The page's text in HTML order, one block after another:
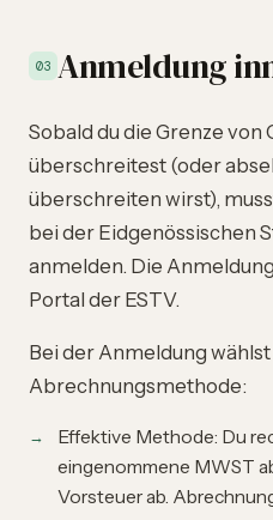
03 Anmeldung
Sobald du die Grenze von
überschreitest (oder
überschreiten wirst),
bei der Eidgenössischen
anmelden. Die
Portal der ESTV.
Bei der Anmeldung
Abrechnungsmethode:
Effektive Methode: Du
eingenommene MWST
Vorsteuer ab.